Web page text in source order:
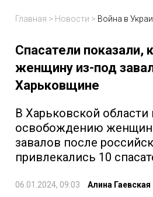
Главная > Новости > Война в
Спасатели показали,
женщину из-под
Харьковщине
В Харьковской области
освобождению
завалов после
привлекались 10
06.01.2024, 09:03 Алина Гаевская